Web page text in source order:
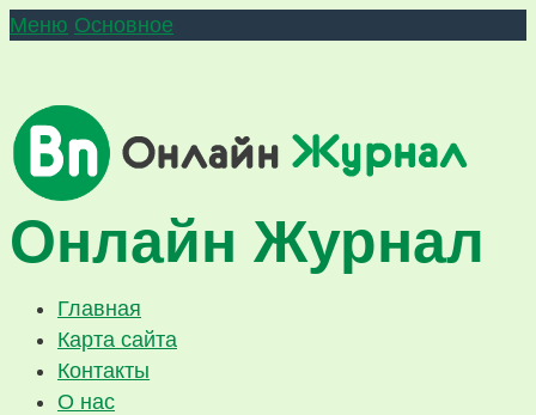
Меню Основное
Онлайн Журнал
Главная
Карта сайта
Контакты
О нас